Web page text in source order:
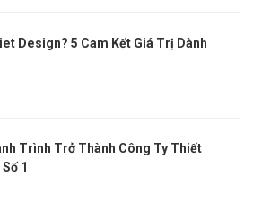
Design? 5 Cam Kết Giá Trị Dành
Trình Trở Thành Công Ty Thiết
1